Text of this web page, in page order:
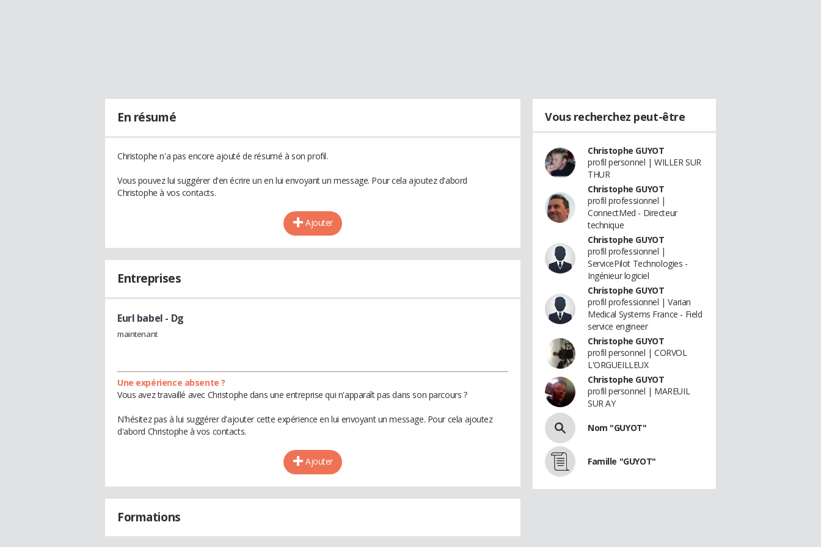
En résumé
Christophe n'a pas encore ajouté de résumé à son profil.
Vous pouvez lui suggérer d'en écrire un en lui envoyant un message. Pour cela ajoutez d'abord
Christophe à vos contacts.
Ajouter
Entreprises
Eurl babel - Dg
maintenant
Une expérience absente ?
Vous avez travaillé avec Christophe dans une entreprise qui n'apparaît pas dans son parcours ?
N'hésitez pas à lui suggérer d'ajouter cette expérience en lui envoyant un message. Pour cela ajoutez
d'abord Christophe à vos contacts.
Ajouter
Formations
Vous recherchez peut-être
Christophe GUYOT
profil personnel | WILLER SUR
THUR
Christophe GUYOT
profil professionnel |
ConnectMed - Directeur
technique
Christophe GUYOT
profil professionnel |
ServicePilot Technologies -
Ingénieur logiciel
Christophe GUYOT
profil professionnel | Varian
Medical Systems France - Field
service engineer
Christophe GUYOT
profil personnel | CORVOL
L'ORGUEILLEUX
Christophe GUYOT
profil personnel | MAREUIL
SUR AY
Nom "GUYOT"
Famille "GUYOT"